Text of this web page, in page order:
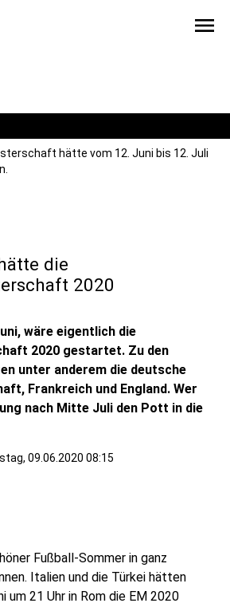
menu
hätte vom 12. Juni bis 12. Juli
die
2020
wäre eigentlich die
2020 gestartet. Zu den
unter anderem die deutsche
Frankreich und England. Wer
nach Mitte Juli den Pott in die
09.06.2020 08:15
Fußball-Sommer in ganz
Italien und die Türkei hätten
um 21 Uhr in Rom die EM 2020